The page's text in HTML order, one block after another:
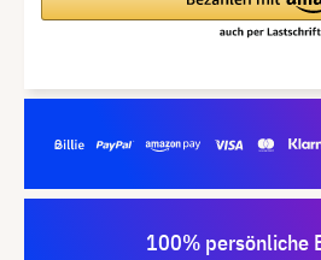
100% persönliche